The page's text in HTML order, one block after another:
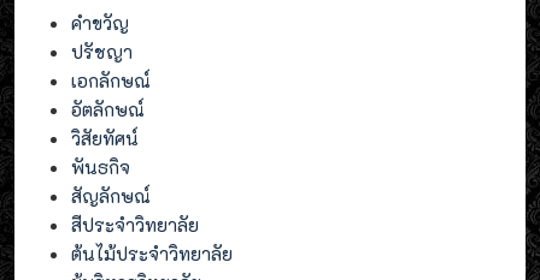
คำขวัญ
ปรัชญา
เอกลักษณ์
อัตลักษณ์
วิสัยทัศน์
พันธกิจ
สัญลักษณ์
สีประจำวิทยาลัย
ต้นไม้ประจำวิทยาลัย